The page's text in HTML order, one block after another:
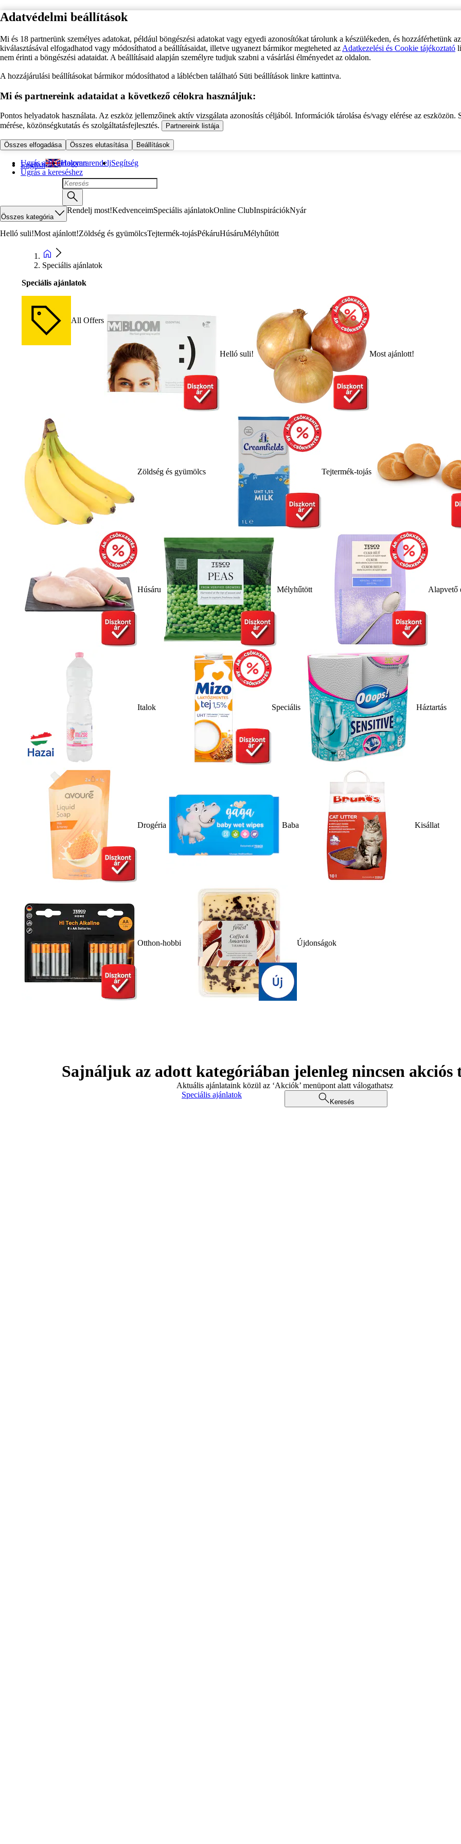
Adatvédelmi beállítások
Mi és 18 partnerünk személyes adatokat, például böngészési adatokat vagy egyedi azonosítókat tárolunk a készülékeden, és hozzáférhetünk
kiválasztásával elfogadhatod vagy módosíthatod a beállításaidat, illetve ugyanezt bármikor megteheted az Adatkezelési és Cookie tájékoztató
nem érinti a böngészési adataidat. A beállításaid alapján személyre tudjuk szabni a vásárlási élményedet az oldalon.
A hozzájárulási beállításokat bármikor módosíthatod a láblécben található Süti beállítások linkre kattintva.
Mi és partnereink adataidat a következő célokra használjuk:
Pontos helyadatok használata. Az eszköz jellemzőinek aktív vizsgálata azonosítás céljából. Információk tárolása és/vagy elérése az eszközön.
mérése, közönségkutatás és szolgáltatásfejlesztés.
Partnereink listája
Összes elfogadása Összes elutasítása Beállítások
Ugrás a fő tartalomra
Ugrás a kereséshez
English Hogyan rendeljSegítség
Összes kategória
Rendelj most!KedvenceimSpeciális ajánlatokOnline ClubInspirációkNyár
Helló suli!Most ajánlott!Zöldség és gyümölcsTejtermék-tojásPékáruHúsáruMélyhűtött
Speciális ajánlatok
Speciális ajánlatok
All Offers
Helló suli! Most ajánlott!
Zöldség és gyümölcs Tejtermék-tojás
Húsáru Mélyhűtött Alapvető
Italok Speciális Háztartás
Drogéria Baba Kisállat
Otthon-hobbi Újdonságok
Sajnáljuk az adott kategóriában jelenleg nincsen akciós
Aktuális ajánlataink közül az ‘Akciók’ menüpont alatt válogathatsz
Speciális ajánlatok
Keresés